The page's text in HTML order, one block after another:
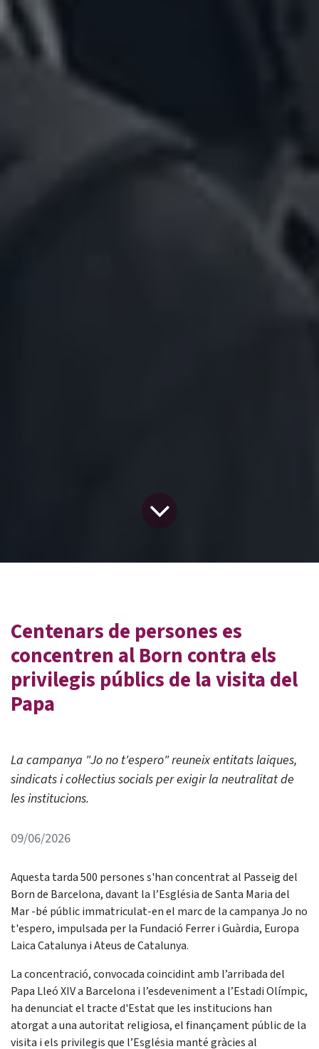
Centenars de persones es
concentren al Born contra els
privilegis públics de la visita del
Papa
La campanya "Jo no t'espero" reuneix entitats laiques,
sindicats i col·lectius socials per exigir la neutralitat de
les institucions.
09/06/2026
Aquesta tarda 500 persones s'han concentrat al Passeig del
Born de Barcelona, davant la l’Església de Santa Maria del
Mar -bé públic immatriculat-en el marc de la campanya Jo no
t'espero, impulsada per la Fundació Ferrer i Guàrdia, Europa
Laica Catalunya i Ateus de Catalunya.
La concentració, convocada coincidint amb l’arribada del
Papa Lleó XIV a Barcelona i l’esdeveniment a l’Estadi Olímpic,
ha denunciat el tracte d'Estat que les institucions han
atorgat a una autoritat religiosa, el finançament públic de la
visita i els privilegis que l’Església manté gràcies al